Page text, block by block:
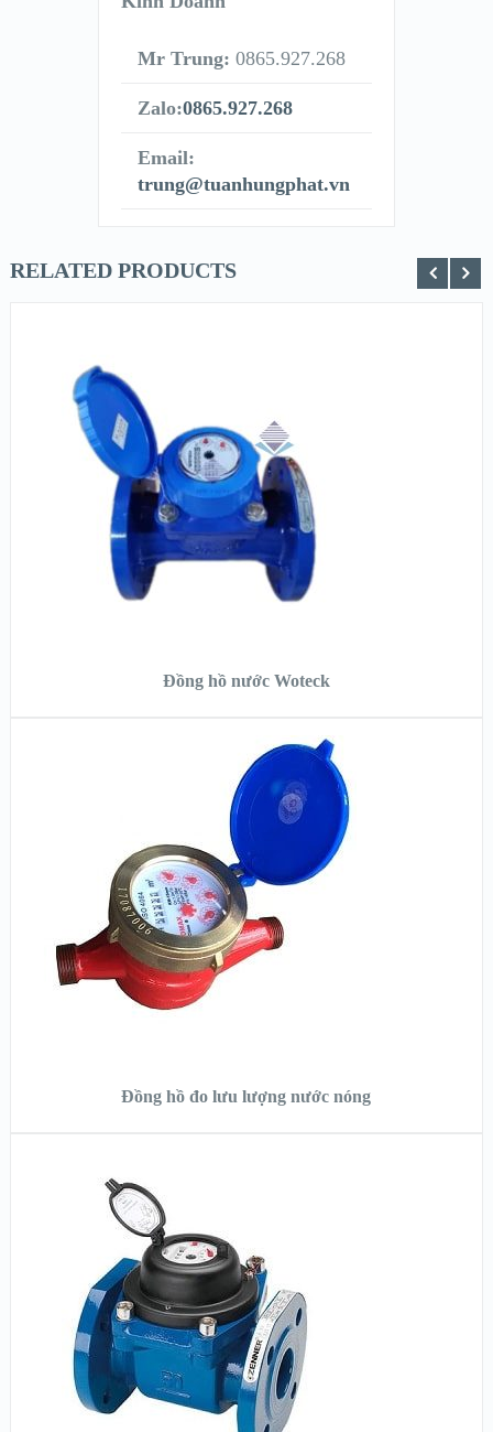
Mr Trung: 0865.927.268
Zalo:0865.927.268
Email:
trung@tuanhungphat.vn
RELATED PRODUCTS
XEM CHI TIẾT
Đồng hồ nước Woteck
XEM NHANH
XEM CHI TIẾT
Đồng hồ đo lưu lượng nước nóng
XEM CHI TIẾT